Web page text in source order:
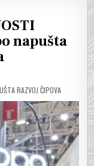
napušta
RAZVOJ ČIPOVA